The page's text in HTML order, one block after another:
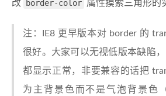
改
border-color 属性摸索三角形的
注：IE8 更早版本对 border 的
很好。大家可以无视低版本缺陷
都显示正常，非要兼容的话把
为主背景色而不是气泡背景色